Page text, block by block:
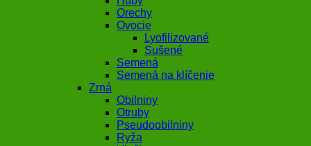
Orechy
Ovocie
Lyofilizované
Sušené
Semená
Semená na klíčenie
Zrná
Obilniny
Otruby
Pseudoobilniny
Ryža